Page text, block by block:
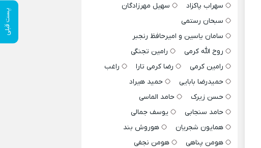
پست قبلی
سهراب پاکزاد
سهیل مهرزادگان
سبحان رستمی
سامان یاسین و امیرحافظ رنجبر
روح الله کرمی
رامین تجنگی
رامین کرمی
رضا کرمی تارا
راغب
حمیدرضا بابایی
حمید هیراد
حسن زیرک
حامد الماسی
حامد سنجابی
یوسف جمالی
همایون شجریان
هوروش بند
هومن پناهی
هومن نجفی